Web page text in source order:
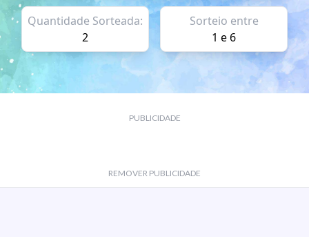
Quantidade Sorteada:
2
Sorteio entre
1 e 6
PUBLICIDADE
REMOVER PUBLICIDADE